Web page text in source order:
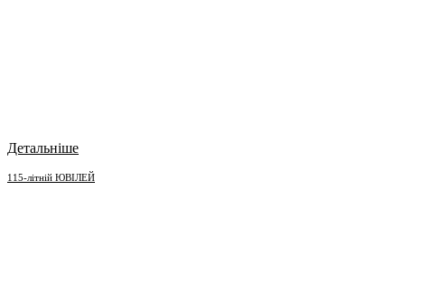
Детальніше
115-літній ЮВІЛЕЙ